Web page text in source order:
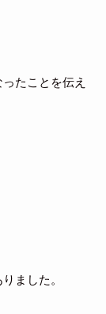
たことを伝え
ました。